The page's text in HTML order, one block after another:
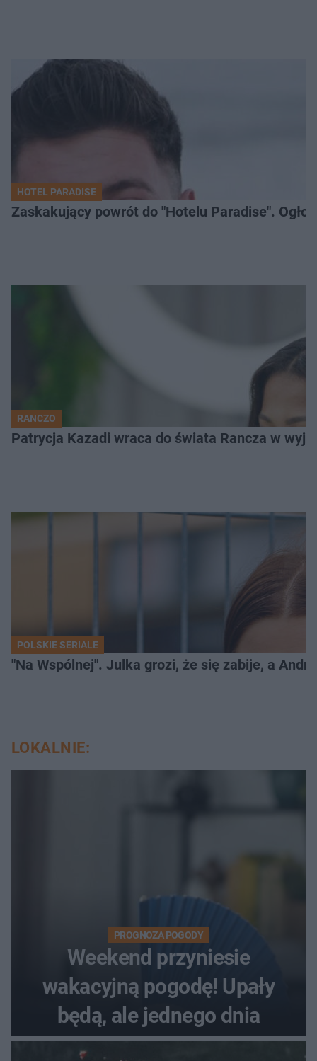
HOTEL PARADISE
Zaskakujący powrót do "Hotelu Paradise".
RANCZO
Patrycja Kazadi wraca do świata Rancza w
POLSKIE SERIALE
"Na Wspólnej". Julka grozi, że się zabije, a
LOKALNIE:
PROGNOZA POGODY
Weekend przyniesie
wakacyjną pogodę! Upały
będą, ale jednego dnia